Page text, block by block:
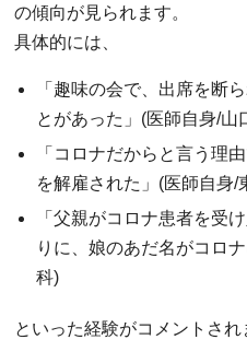
の傾向が見られます。
具体的には、
「趣味の会で、出席を断
とがあった」(医師自身/山
「コロナだからと言う理
を解雇された」(医師自身/
「父親がコロナ患者を受
りに、娘のあだ名がコロ
科)
といった経験がコメントさ